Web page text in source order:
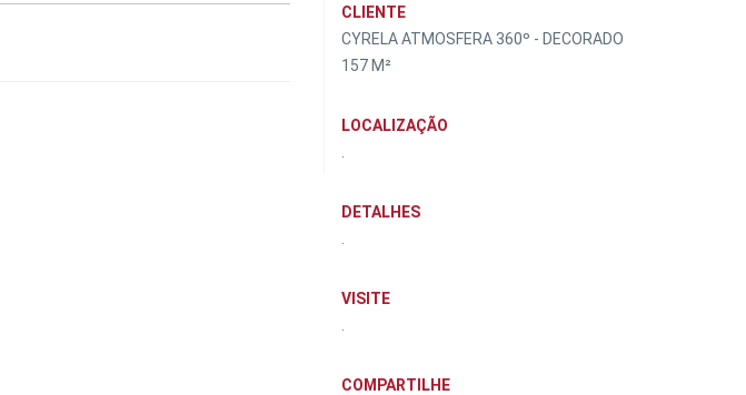
CLIENTE
CYRELA ATMOSFERA 360º - DECORADO
157 M²
LOCALIZAÇÃO
DETALHES
VISITE
COMPARTILHE